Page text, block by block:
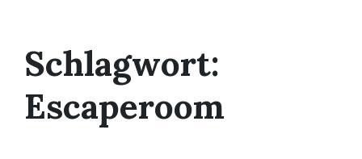
Schlagwort:
Escaperoom